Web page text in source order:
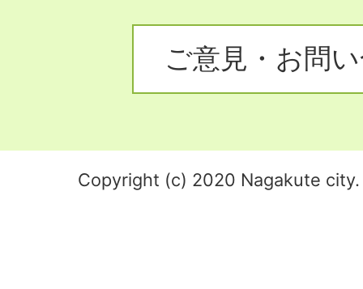
ご意見・お問
Copyright (c) 2020 Nagakute